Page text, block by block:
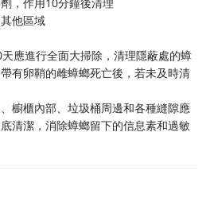
他區域
天應進行全面大掃除，清理隱蔽處的蟑
有卵鞘的雌蟑螂死亡後，若未及時清
、櫥櫃內部、垃圾桶周邊和各種縫隙應
清潔，消除蟑螂留下的信息素和過敏